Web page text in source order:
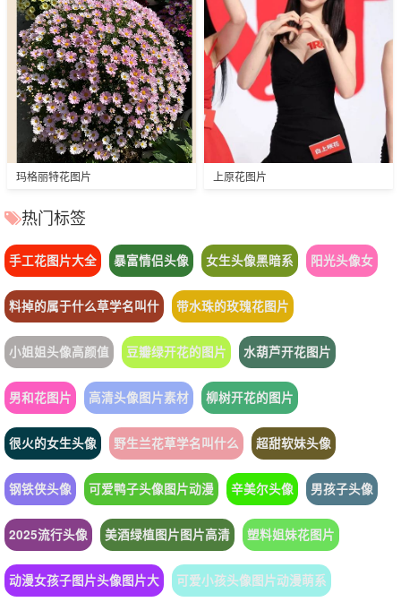
玛格丽特花图片 上原花图片
热门标签
手工花图片大全 暴富情侣头像 女生头像黑暗系 阳光头像女
料掉的属于什么草学名叫什 带水珠的玫瑰花图片
小姐姐头像高颜值 豆瓣绿开花的图片 水葫芦开花图片
男和花图片 高清头像图片素材 柳树开花的图片
很火的女生头像 野生兰花草学名叫什么 超甜软妹头像
钢铁侠头像 可爱鸭子头像图片动漫 辛美尔头像 男孩子头像
2025流行头像 美酒绿植图片图片高清 塑料姐妹花图片
动漫女孩子图片头像图片大 可爱小孩头像图片动漫萌系